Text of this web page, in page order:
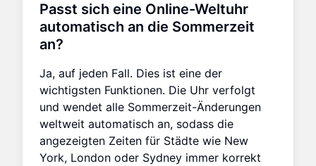
Passt sich eine Online-Weltuhr
automatisch an die Sommerzeit
an?
Ja, auf jeden Fall. Dies ist eine der
wichtigsten Funktionen. Die Uhr verfolgt
und wendet alle Sommerzeit-Änderungen
weltweit automatisch an, sodass die
angezeigten Zeiten für Städte wie New
York, London oder Sydney immer korrekt